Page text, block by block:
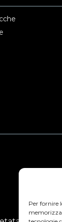
Per fornire